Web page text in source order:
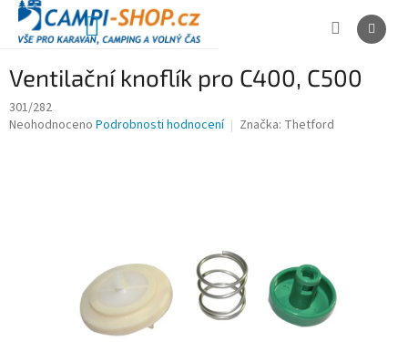
Přejít
obsah
NÁKUPNÍ
Ventilační knoflík pro C400, C500
301/282
Průměrné
Neohodnoceno Podrobnosti hodnocení Značka: Thetford